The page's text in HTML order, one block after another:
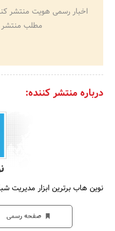
اخبار رسمی هویت منتشر
مطلب
درباره منتشر کننده:
نوین هاب برترین ابزار مدیریت
صفحه رسمی